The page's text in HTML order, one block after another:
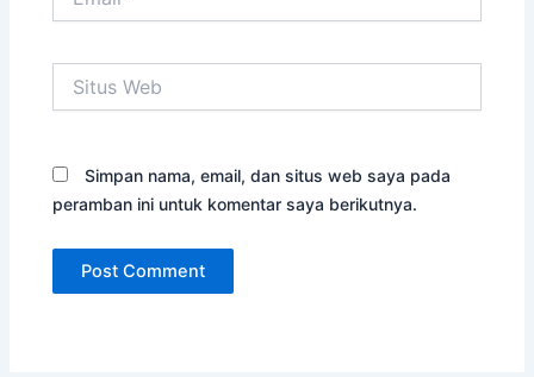
Web
Simpan nama, email, dan situs web saya pada
peramban ini untuk komentar saya berikutnya.